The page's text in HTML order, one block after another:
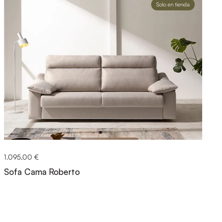
1.095,00 €
Sofa Cama Roberto
Solo en tienda